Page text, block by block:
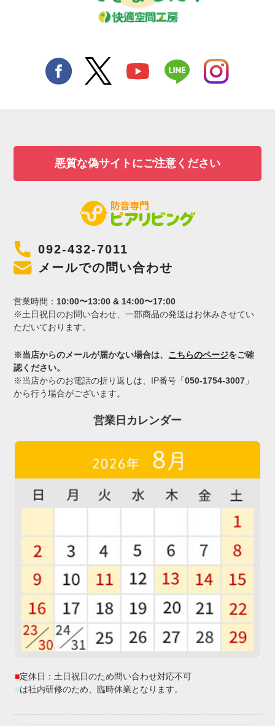
悪質な偽サイトにご注意ください
092-432-7011
メールでの問い合わせ
営業時間： 10:00〜13:00 & 14:00〜17:00
※土日祝日のお問い合わせ、一部商品の発送はお休みさせてい
ただいております。
※当店からのメールが届かない場合は、 こちらのページをご確
認ください。
※当店からのお電話の折り返しは、IP番号「050-1754-3007 」
から行う場合がございます。
営業日カレンダー
■定休日：土日祝日のため問い合わせ対応不可
■は社内研修のため、臨時休業となります。